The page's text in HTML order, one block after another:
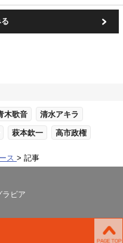
木歌音 清水アキラ
萩本欽一 高市政権
ス 記事
ラビア